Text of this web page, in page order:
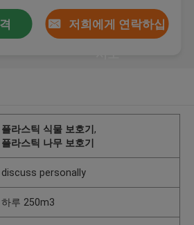
저희에게 연락하십
플라스틱 식물 보호기,
플라스틱 나무 보호기
discuss personally
하루 250m3